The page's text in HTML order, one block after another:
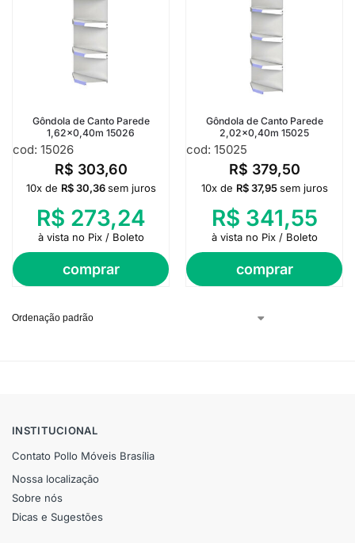
Gôndola de Canto Parede
1,62×0,40m 15026
cod: 15026
R$ 303,60
comprar
10x de R$30,36 sem juros
R$ 273,24
à vista no Pix / Boleto
Gôndola de Canto Parede
2,02×0,40m 15025
cod: 15025
R$ 379,50
comprar
10x de R$37,95 sem juros
R$ 341,55
à vista no Pix / Boleto
INSTITUCIONAL
Contato Pollo Móveis Brasília
Nossa localização
Sobre nós
Dicas e Sugestões